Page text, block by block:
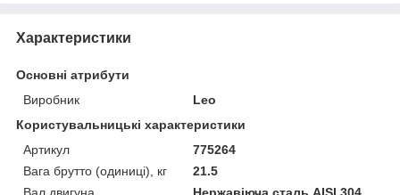
Характеристики
Основні атрибути
Виробник
Leo
Користувальницькі характеристики
Артикул
775264
Вага брутто (одиниці), кг
21.5
Вал двигуна
Нержавіюча сталь AISI 304